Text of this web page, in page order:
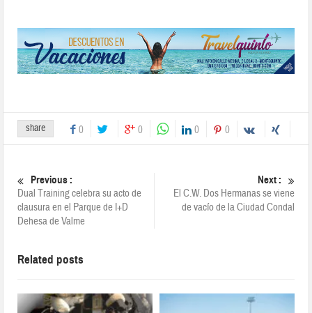
share 0 0 0 0
Previous :
Dual Training celebra su acto de
clausura en el Parque de I+D
Dehesa de Valme
Next :
El C.W. Dos Hermanas se viene
de vacío de la Ciudad Condal
Related posts